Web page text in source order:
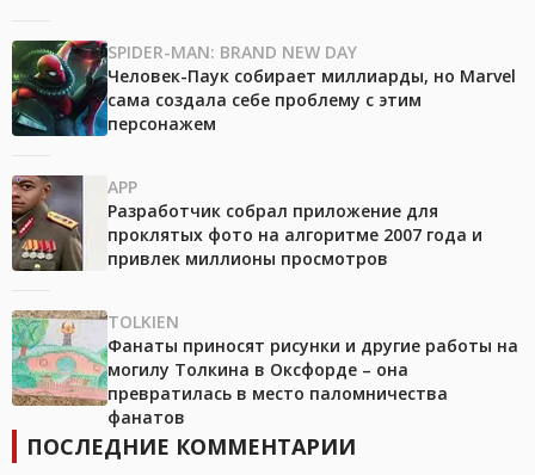
SPIDER-MAN: BRAND NEW DAY
Человек-Паук собирает миллиарды, но Marvel
сама создала себе проблему с этим
персонажем
APP
Разработчик собрал приложение для
проклятых фото на алгоритме 2007 года и
привлек миллионы просмотров
TOLKIEN
Фанаты приносят рисунки и другие работы на
могилу Толкина в Оксфорде – она
превратилась в место паломничества
фанатов
ПОСЛЕДНИЕ КОММЕНТАРИИ